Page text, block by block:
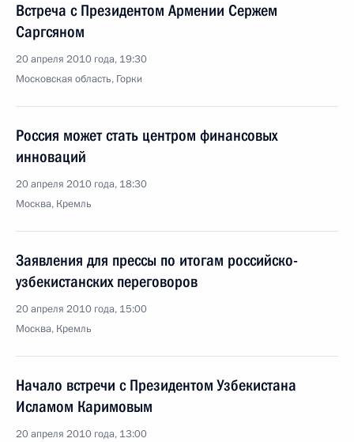
Встреча с Президентом Армении Сержем
Саргсяном
20 апреля 2010 года, 19:30
Московская область, Горки
Россия может стать центром финансовых
инноваций
20 апреля 2010 года, 18:30
Москва, Кремль
Заявления для прессы по итогам российско-
узбекистанских переговоров
20 апреля 2010 года, 15:00
Москва, Кремль
Начало встречи с Президентом Узбекистана
Исламом Каримовым
20 апреля 2010 года, 13:00